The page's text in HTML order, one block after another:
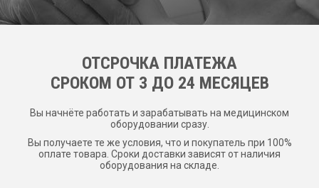
ОТСРОЧКА ПЛАТЕЖА
CРОКОМ ОТ 3 ДО 24 МЕСЯЦЕВ
Вы начнёте работать и зарабатывать на медицинском
оборудовании сразу.
Вы получаете те же условия, что и покупатель при 100%
оплате товара. Сроки доставки зависят от наличия
оборудования на складе.